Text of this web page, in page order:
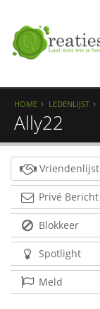
HOME LEDENLIJST
Ally22
Vriendenlijst
Privé Bericht
Blokkeer
Spotlight
Meld